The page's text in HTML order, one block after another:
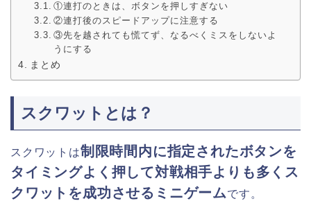
①連打のときは、ボタンを押しすぎない
②連打後のスピードアップに注意する
③先を越されても慌てず、なるべくミスをしないよ
うにする
まとめ
スクワットとは？
スクワットは制限時間内に指定されたボタンを
タイミングよく押して対戦相手よりも多くス
クワットを成功させるミニゲームです。